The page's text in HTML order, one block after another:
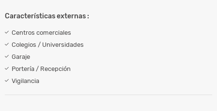
Características externas :
Centros comerciales
Colegios / Universidades
Garaje
Portería / Recepción
Vigilancia